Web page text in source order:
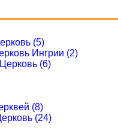
(5)
Ингрии (2)
(6)
(8)
(24)